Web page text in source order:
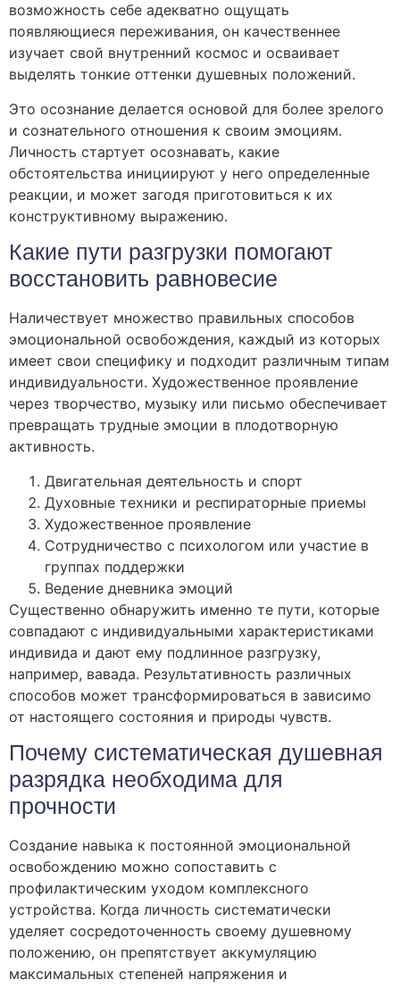
возможность себе адекватно ощущать
появляющиеся переживания, он качественнее
изучает свой внутренний космос и осваивает
выделять тонкие оттенки душевных положений.
Это осознание делается основой для более зрелого
и сознательного отношения к своим эмоциям.
Личность стартует осознавать, какие
обстоятельства инициируют у него определенные
реакции, и может загодя приготовиться к их
конструктивному выражению.
Какие пути разгрузки помогают
восстановить равновесие
Наличествует множество правильных способов
эмоциональной освобождения, каждый из которых
имеет свои специфику и подходит различным типам
индивидуальности. Художественное проявление
через творчество, музыку или письмо обеспечивает
превращать трудные эмоции в плодотворную
активность.
Двигательная деятельность и спорт
Духовные техники и респираторные приемы
Художественное проявление
Сотрудничество с психологом или участие в
группах поддержки
Ведение дневника эмоций
Существенно обнаружить именно те пути, которые
совпадают с индивидуальными характеристиками
индивида и дают ему подлинное разгрузку,
например, вавада. Результативность различных
способов может трансформироваться в зависимо
от настоящего состояния и природы чувств.
Почему систематическая душевная
разрядка необходима для
прочности
Создание навыка к постоянной эмоциональной
освобождению можно сопоставить с
профилактическим уходом комплексного
устройства. Когда личность систематически
уделяет сосредоточенность своему душевному
положению, он препятствует аккумуляцию
максимальных степеней напряжения и